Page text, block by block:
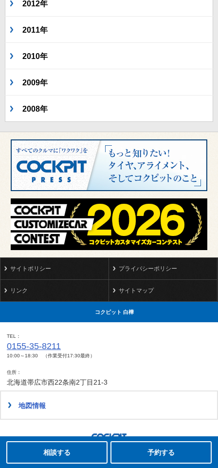
2012年
2011年
2010年
2009年
2008年
サイトポリシー プライバシーポリシー
リンク サイトマップ
コクピット 白樺
TEL
0155-35-8211
10:00～18:30 （作業受付17:30最終）
住所
北海道帯広市西22条南2丁目21-3
地図情報
Copyright(C)2008-2022 COCKPIT SHIRAKABA.All rights reserved.
相談する 予約する